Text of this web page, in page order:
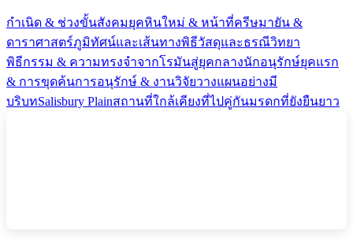
กำเนิด & ช่วงขั้นสังคมยุคหินใหม่ & หน้าที่ครีษมายัน &
ดาราศาสตร์ภูมิทัศน์และเส้นทางพิธีวัสดุและธรณีวิทยา
พิธีกรรม & ความทรงจำจากโรมันสู่ยุคกลางนักอนุรักษ์ยุคแรก
& การขุดค้นการอนุรักษ์ & งานวิจัยวางแผนอย่างมี
บริบทSalisbury Plainสถานที่ใกล้เคียงที่ไปคู่กันมรดกที่ยังยืนยาว